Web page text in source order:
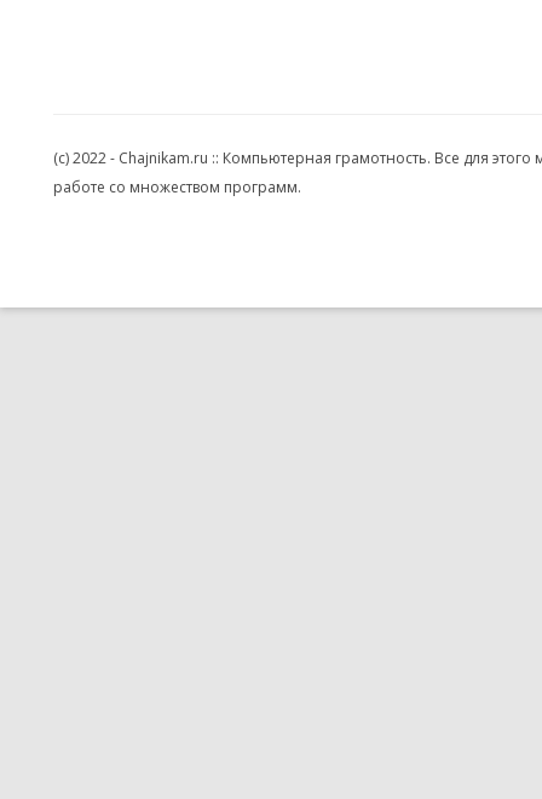
(c) 2022 - Chajnikam.ru :: Компьютерная грамотность. Все для
работе со множеством программ.